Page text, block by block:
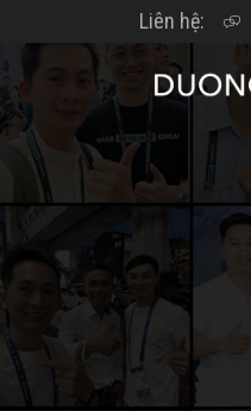
Liên hệ: